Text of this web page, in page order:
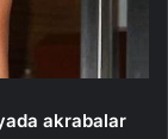
akrabalar